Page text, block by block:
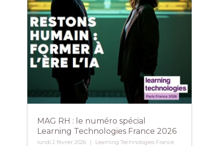
MAG RH : le numéro spécial
Learning Technologies France 2026
lundi 2 février 2026 Learning Technologies France